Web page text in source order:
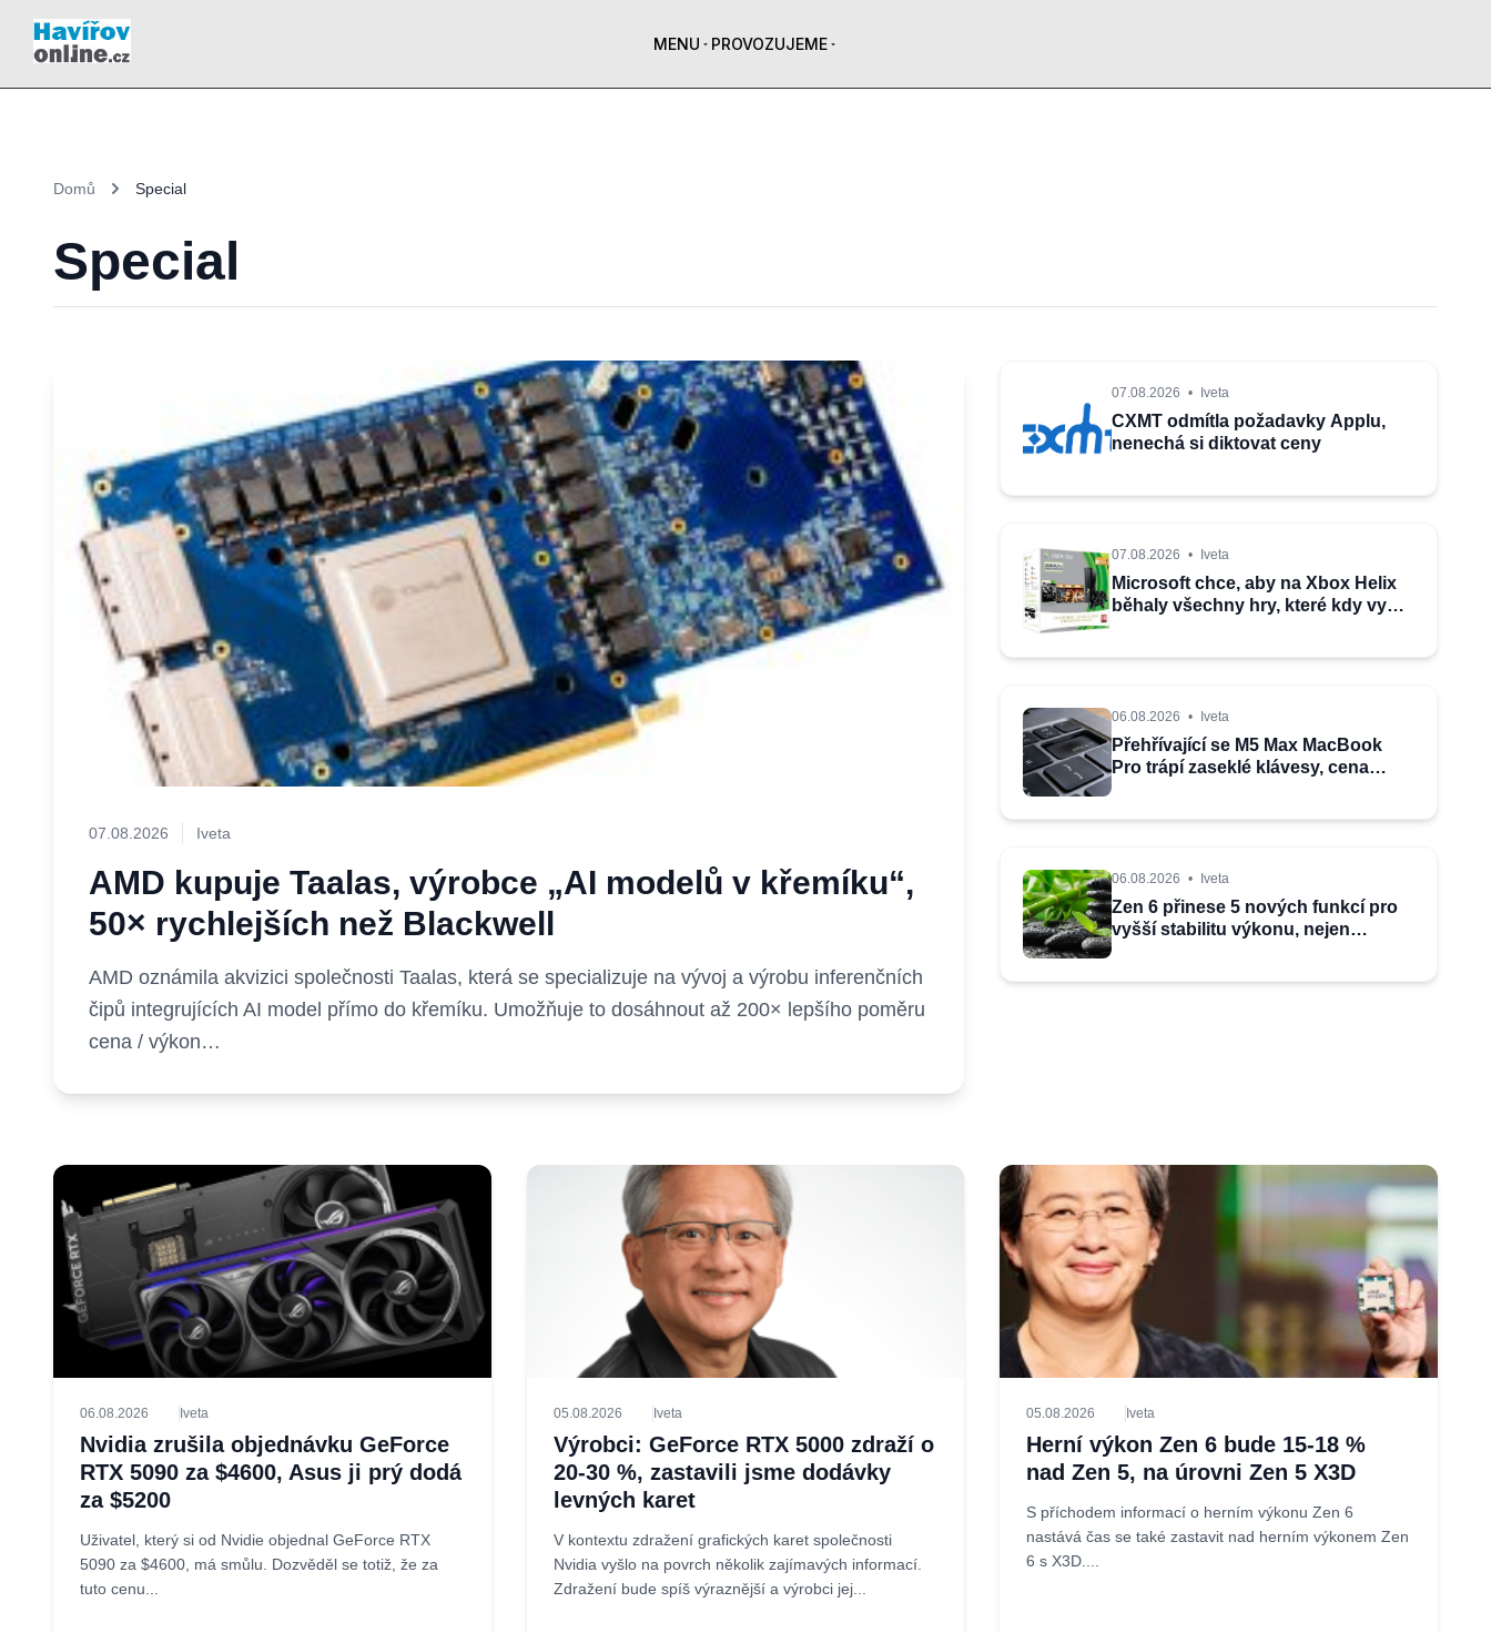
MENU PROVOZUJEME
Domů Special
Special
07.08.2026 Iveta
AMD kupuje Taalas, výrobce „AI modelů v křemíku“,
50× rychlejších než Blackwell
AMD oznámila akvizici společnosti Taalas, která se specializuje na vývoj a výrobu inferenčních
čipů integrujících AI model přímo do křemíku. Umožňuje to dosáhnout až 200× lepšího poměru
cena / výkon…
07.08.2026 • Iveta
CXMT odmítla požadavky Applu,
nenechá si diktovat ceny
07.08.2026 • Iveta
Microsoft chce, aby na Xbox Helix
běhaly všechny hry, které kdy vyšly
06.08.2026 • Iveta
Přehřívající se M5 Max MacBook
Pro trápí zaseklé klávesy, cena
06.08.2026 • Iveta
Zen 6 přinese 5 nových funkcí pro
vyšší stabilitu výkonu, nejen
06.08.2026 Iveta
Nvidia zrušila objednávku GeForce
RTX 5090 za $4600, Asus ji prý dodá
za $5200
Uživatel, který si od Nvidie objednal GeForce RTX
5090 za $4600, má smůlu. Dozvěděl se totiž, že za
tuto cenu...
05.08.2026 Iveta
Výrobci: GeForce RTX 5000 zdraží o
20-30 %, zastavili jsme dodávky
levných karet
V kontextu zdražení grafických karet společnosti
Nvidia vyšlo na povrch několik zajímavých informací.
Zdražení bude spíš výraznější a výrobci jej...
05.08.2026 Iveta
Herní výkon Zen 6 bude 15-18 %
nad Zen 5, na úrovni Zen 5 X3D
S příchodem informací o herním výkonu Zen 6
nastává čas se také zastavit nad herním výkonem Zen
6 s X3D....